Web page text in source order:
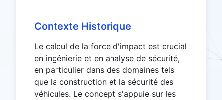
Contexte Historique
Le calcul de la force d'impact est crucial
en ingénierie et en analyse de sécurité,
en particulier dans des domaines tels
que la construction et la sécurité des
véhicules. Le concept s'appuie sur les